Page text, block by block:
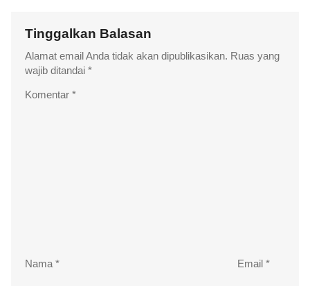
Tinggalkan Balasan
Alamat email Anda tidak akan dipublikasikan. Ruas yang
wajib ditandai *
Komentar *
Nama * Email *